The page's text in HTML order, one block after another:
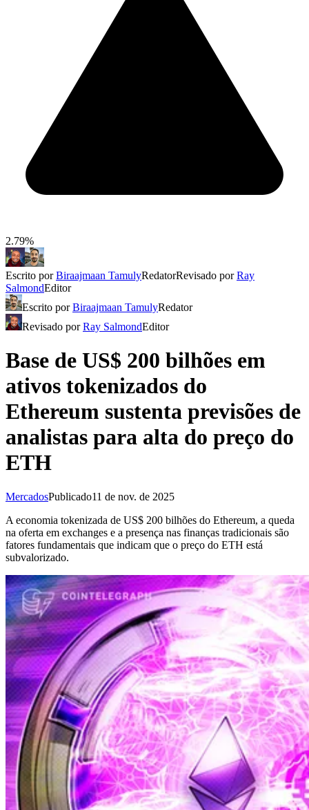
2.79%
Escrito porBiraajmaan TamulyRedatorRevisado porRay
SalmondEditor
Escrito porBiraajmaan TamulyRedator
Revisado porRay SalmondEditor
Base de US$ 200 bilhões em
ativos tokenizados do
Ethereum sustenta previsões de
analistas para alta do preço do
ETH
MercadosPublicado11 de nov. de 2025
A economia tokenizada de US$ 200 bilhões do Ethereum, a queda
na oferta em exchanges e a presença nas finanças tradicionais são
fatores fundamentais que indicam que o preço do ETH está
subvalorizado.